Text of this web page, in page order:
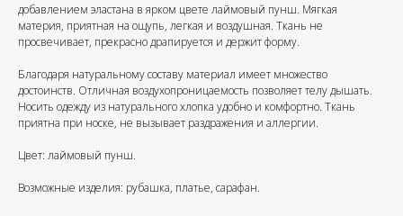
добавлением эластана в ярком цвете лаймовый пунш. Мягкая
материя, приятная на ощупь, легкая и воздушная. Ткань не
просвечивает, прекрасно драпируется и держит форму.
Благодаря натуральному составу материал имеет множество
достоинств. Отличная воздухопроницаемость позволяет телу дышать.
Носить одежду из натурального хлопка удобно и комфортно. Ткань
приятна при носке, не вызывает раздражения и аллергии.
Цвет: лаймовый пунш.
Возможные изделия: рубашка, платье, сарафан.